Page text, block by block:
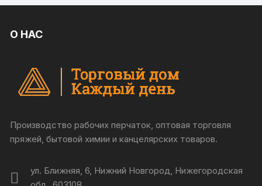
О НАС
Производство рабочих перчаток, оптовая торговля
пряжей, бытовой химии и канцелярских товаров.
ул. Ближняя, 6, Нижний Новгород, Нижегородская